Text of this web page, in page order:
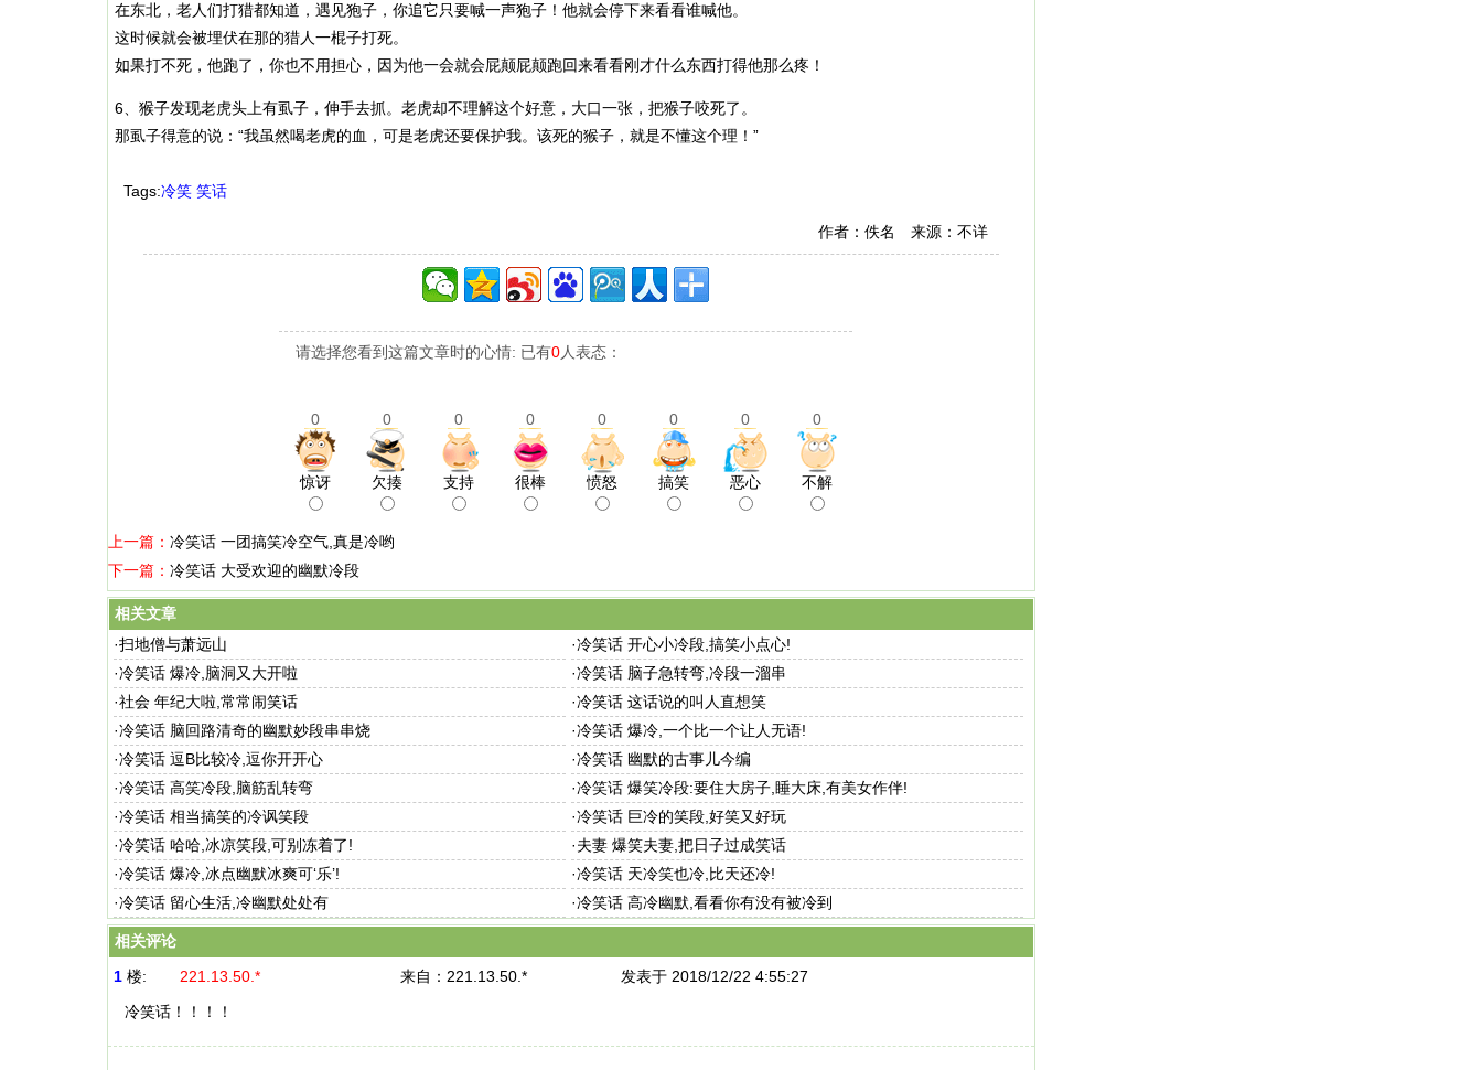
在东北，老人们打猎都知道，遇见狍子，你追它只要喊一声狍子！他就会停下来看看谁喊他。
这时候就会被埋伏在那的猎人一棍子打死。
如果打不死，他跑了，你也不用担心，因为他一会就会屁颠屁颠跑回来看看刚才什么东西打得他那么疼！
6、猴子发现老虎头上有虱子，伸手去抓。老虎却不理解这个好意，大口一张，把猴子咬死了。
那虱子得意的说：“我虽然喝老虎的血，可是老虎还要保护我。该死的猴子，就是不懂这个理！”
Tags:冷笑 笑话
作者：佚名 来源：不详
请选择您看到这篇文章时的心情: 已有0人表态：
0 0 0 0 0 0 0 0
惊讶 欠揍 支持 很棒 愤怒 搞笑 恶心 不解
上一篇： 冷笑话 一团搞笑冷空气,真是冷哟
下一篇： 冷笑话 大受欢迎的幽默冷段
相关文章
·扫地僧与萧远山 ·冷笑话 开心小冷段,搞笑小点心!
·冷笑话 爆冷,脑洞又大开啦 ·冷笑话 脑子急转弯,冷段一溜串
·社会 年纪大啦,常常闹笑话 ·冷笑话 这话说的叫人直想笑
·冷笑话 脑回路清奇的幽默妙段串串烧 ·冷笑话 爆冷,一个比一个让人无语!
·冷笑话 逗B比较冷,逗你开开心 ·冷笑话 幽默的古事儿今编
·冷笑话 高笑冷段,脑筋乱转弯 ·冷笑话 爆笑冷段:要住大房子,睡大床,有美女作伴!
·冷笑话 相当搞笑的冷讽笑段 ·冷笑话 巨冷的笑段,好笑又好玩
·冷笑话 哈哈,冰凉笑段,可别冻着了! ·夫妻 爆笑夫妻,把日子过成笑话
·冷笑话 爆冷,冰点幽默冰爽可‘乐’! ·冷笑话 天冷笑也冷,比天还冷!
·冷笑话 留心生活,冷幽默处处有 ·冷笑话 高冷幽默,看看你有没有被冷到
相关评论
1 楼: 221.13.50.* 来自： 221.13.50.*
发表于 2018/12/22 4:55:27
冷笑话！！！！